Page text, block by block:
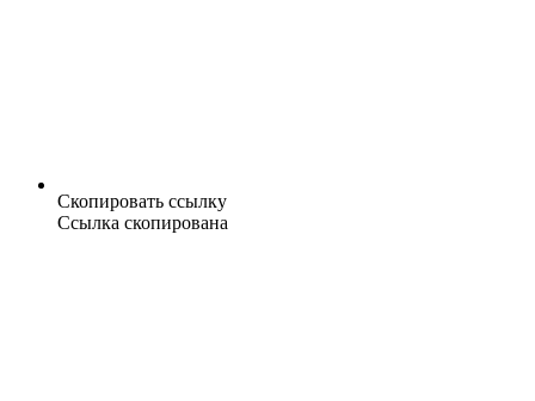
Скопировать ссылку
Ссылка скопирована